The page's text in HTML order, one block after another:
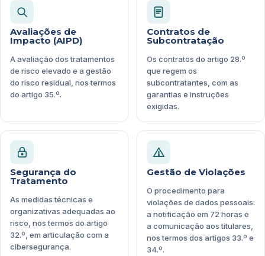
Avaliações de
Impacto (AIPD)
A avaliação dos tratamentos
de risco elevado e a gestão
do risco residual, nos termos
do artigo 35.º.
Contratos de
Subcontratação
Os contratos do artigo 28.º
que regem os
subcontratantes, com as
garantias e instruções
exigidas.
Segurança do
Tratamento
As medidas técnicas e
organizativas adequadas ao
risco, nos termos do artigo
32.º, em articulação com a
cibersegurança.
Gestão de Violações
O procedimento para
violações de dados pessoais:
a notificação em 72 horas e
a comunicação aos titulares,
nos termos dos artigos 33.º e
34.º.